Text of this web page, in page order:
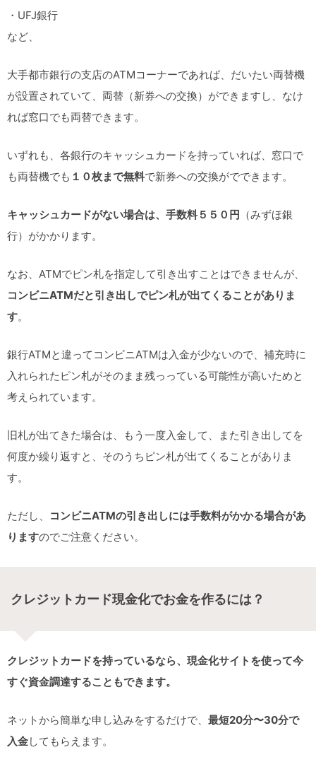
・UFJ銀行
など、
大手都市銀行の支店のATMコーナーであれば、だいたい両替機
が設置されていて、両替（新券への交換）ができますし、なけ
れば窓口でも両替できます。
いずれも、各銀行のキャッシュカードを持っていれば、窓口で
も両替機でも １０枚まで無料で新券への交換がでできます。
キャッシュカードがない場合は、手数料５５０円 （みずほ銀
行）がかかります。
なお、ATMでピン札を指定して引き出すことはできませんが、
コンビニATMだと引き出しでピン札が出てくることがありま
す。
銀行ATMと違ってコンビニATMは入金が少ないので、補充時に
入れられたピン札がそのまま残っっている可能性が高いためと
考えられています。
旧札が出てきた場合は、もう一度入金して、また引き出してを
何度か繰り返すと、そのうちピン札が出てくることがありま
す。
ただし、
コンビニATMの引き出しには手数料がかかる場合があ
りますのでご注意ください。
クレジットカード現金化でお金を作るには？
クレジットカードを持っているなら、現金化サイトを使って今
すぐ資金調達することもできます。
ネットから簡単な申し込みをするだけで、 最短20分〜30分で
入金してもらえます。